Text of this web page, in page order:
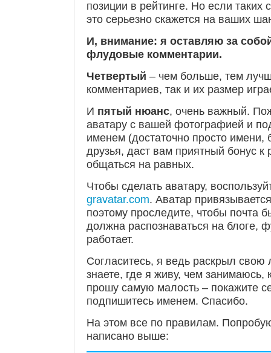
позиции в рейтинге. Но если таких
это серьезно скажется на ваших
И, внимание: я оставляю за
флудовые комментарии.
Четвертый – чем больше, тем
комментариев, так и их размер
И пятый нюанс, очень важный.
аватару с вашей фотографией и
именем (достаточно просто
друзья, даст вам приятный бонус к
общаться на равных.
Чтобы сделать аватару,
gravatar.com. Аватар
поэтому проследите, чтобы почта
должна распознаваться на блоге,
работает.
Согласитесь, я ведь раскрыл
знаете, где я живу, чем занимаюсь,
прошу самую малость – покажите
подпишитесь именем. Спасибо.
На этом все по правилам.
написано выше: